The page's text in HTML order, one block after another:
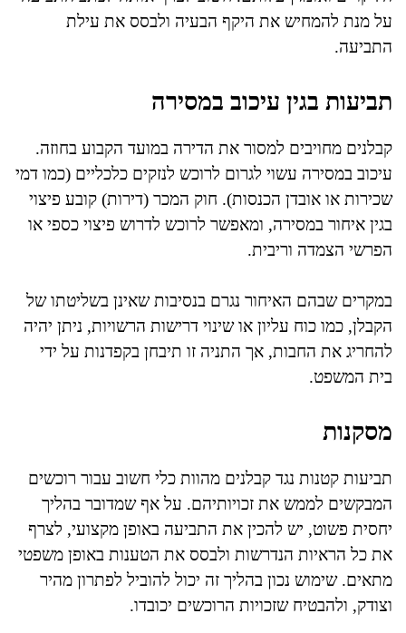
על מנת להמחיש את היקף הבעיה ולבסס את עילת
התביעה.
תביעות בגין עיכוב במסירה
קבלנים מחויבים למסור את הדירה במועד הקבוע בחוזה.
עיכוב במסירה עשוי לגרום לרוכש לנזקים כלכליים (כמו דמי
שכירות או אובדן הכנסות). חוק המכר (דירות) קובע פיצוי
בגין איחור במסירה, ומאפשר לרוכש לדרוש פיצוי כספי או
הפרשי הצמדה וריבית.
במקרים שבהם האיחור נגרם בנסיבות שאינן בשליטתו של
הקבלן, כמו כוח עליון או שינוי דרישות הרשויות, ניתן יהיה
להחריג את החבות, אך התניה זו תיבחן בקפדנות על ידי
בית המשפט.
מסקנות
תביעות קטנות נגד קבלנים מהוות כלי חשוב עבור רוכשים
המבקשים לממש את זכויותיהם. על אף שמדובר בהליך
יחסית פשוט, יש להכין את התביעה באופן מקצועי, לצרף
את כל הראיות הנדרשות ולבסס את הטענות באופן משפטי
מתאים. שימוש נכון בהליך זה יכול להוביל לפתרון מהיר
וצודק, ולהבטיח שזכויות הרוכשים יכובדו.